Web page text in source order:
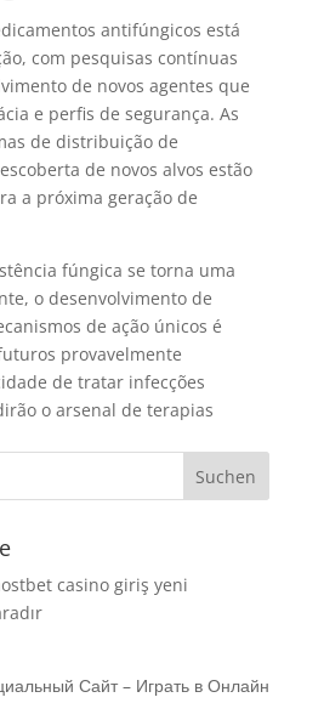
antifúngicos está
com pesquisas contínuas
de novos agentes que
e perfis de segurança. As
de distribuição de
de novos alvos estão
a próxima geração de
fúngica se torna uma
o desenvolvimento de
de ação únicos é
provavelmente
de tratar infecções
o arsenal de terapias
casino giriş yeni
Сайт – Играть в Онлайн